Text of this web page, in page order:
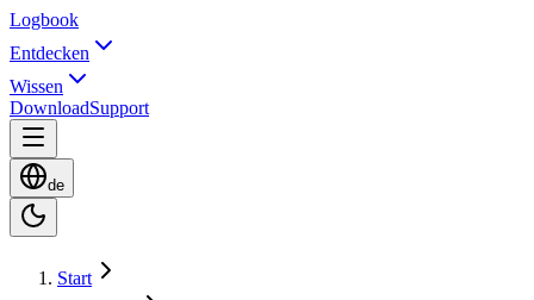
Logbook
Entdecken
Wissen
DownloadSupport
de
Start